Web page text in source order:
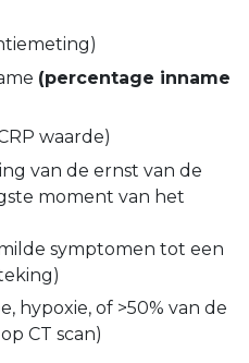
(percentage inname
waarde)
van de ernst van de
moment van het
symptomen tot een
hypoxie, of >50% van de
CT scan)